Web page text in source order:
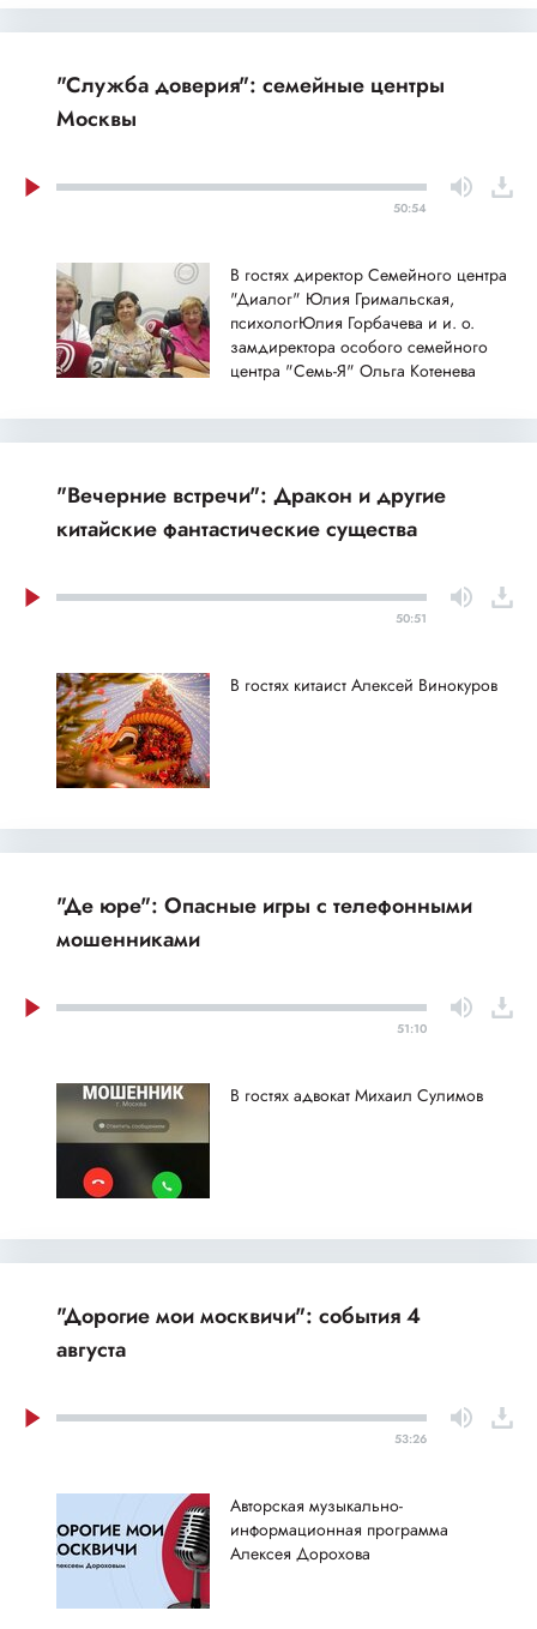
"Служба доверия": семейные центры
Москвы
50:54
В гостях директор Семейного центра
"Диалог" Юлия Гримальская,
психологЮлия Горбачева и и. о.
замдиректора особого семейного
центра "Семь-Я" Ольга Котенева
"Вечерние встречи": Дракон и другие
китайские фантастические существа
50:51
В гостях китаист Алексей Винокуров
"Де юре": Опасные игры с телефонными
мошенниками
51:10
В гостях адвокат Михаил Сулимов
"Дорогие мои москвичи": события 4
августа
53:26
Авторская музыкально-
информационная программа
Алексея Дорохова